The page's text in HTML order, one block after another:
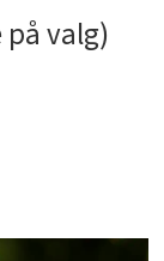
valg)